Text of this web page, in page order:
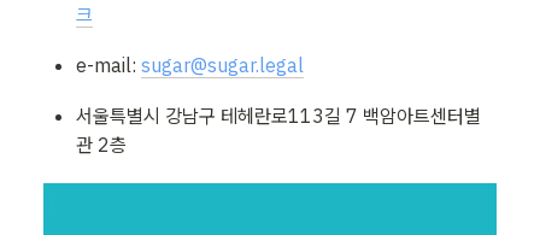
크
e-mail: sugar@sugar.legal
서울특별시 강남구 테헤란로113길 7 백암아트센터별
관 2층